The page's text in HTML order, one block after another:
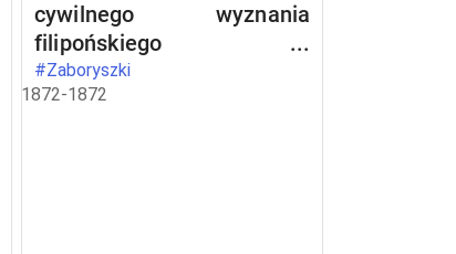
cywilnego wyznania
filipońskiego w
Zaboryszkach 1872 rok]
#Zaboryszki
1872-1872